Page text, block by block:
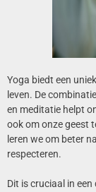
Yoga biedt een
leven. De
en meditatie helpt
ook om onze geest
leren we om beter
respecteren.
Dit is cruciaal in